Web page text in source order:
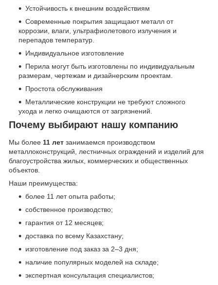
Устойчивость к внешним воздействиям
Современные покрытия защищают металл от
коррозии, влаги, ультрафиолетового излучения и
перепадов температур.
Индивидуальное изготовление
Перила могут быть изготовлены по индивидуальным
размерам, чертежам и дизайнерским проектам.
Простота обслуживания
Металлические конструкции не требуют сложного
ухода и легко очищаются от загрязнений.
Почему выбирают нашу компанию
Мы более 11 лет занимаемся производством
металлоконструкций, лестничных ограждений и изделий для
благоустройства жилых, коммерческих и общественных
объектов.
Наши преимущества:
более 11 лет опыта работы;
собственное производство;
гарантия от 12 месяцев;
доставка по всему Казахстану;
изготовление под заказ за 2–3 дня;
наличие популярных моделей на складе;
экспертная консультация специалистов;